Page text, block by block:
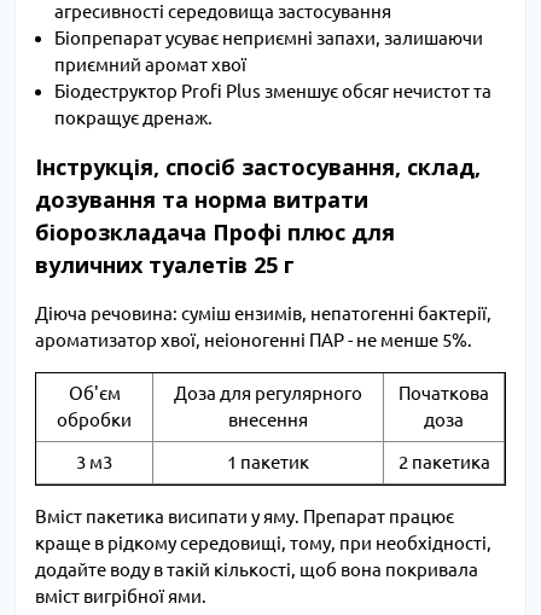
агресивності середовища застосування
Біопрепарат усуває неприємні запахи, залишаючи
приємний аромат хвої
Біодеструктор Profi Plus зменшує обсяг нечистот та
покращує дренаж.
Інструкція, спосіб застосування, склад,
дозування та норма витрати
біорозкладача Профі плюс для
вуличних туалетів 25 г
Діюча речовина: суміш ензимів, непатогенні бактерії,
ароматизатор хвої, неіоногенні ПАР - не менше 5%.
Об'єм
обробки
Доза для регулярного
внесення
Початкова
доза
3 м3 1 пакетик 2 пакетика
Вміст пакетика висипати у яму. Препарат працює
краще в рідкому середовищі, тому, при необхідності,
додайте воду в такій кількості, щоб вона покривала
вміст вигрібної ями.